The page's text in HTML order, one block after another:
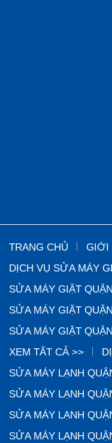
TRANG CHỦ GIỚI
DỊCH VỤ SỬA MÁY
SỬA MÁY GIẶT
SỬA MÁY GIẶT
SỬA MÁY GIẶT
XEM TẤT CẢ >>
SỬA MÁY LẠNH
SỬA MÁY LẠNH
SỬA MÁY LẠNH
SỬA MÁY LẠNH